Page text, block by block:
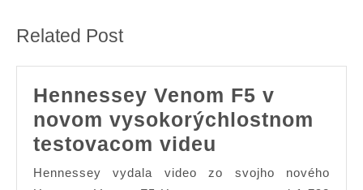
Related Post
Hennessey Venom F5 v
novom vysokorýchlostnom
testovacom videu
Venom
Hennessey vydala video zo svojho nového